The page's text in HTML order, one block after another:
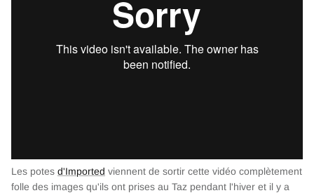
Les potes d'Imported viennent de sortir cette vidéo complètement
folle des images qu'ils ont prises au Taz pendant l'hiver et il y a